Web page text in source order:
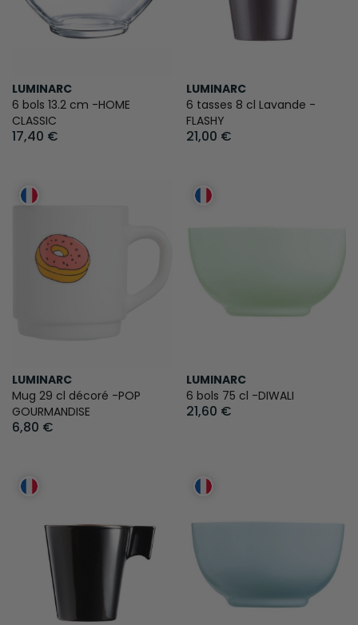
LUMINARC
6 bols 13.2 cm -HOME
CLASSIC
17,40 €
LUMINARC
6 tasses 8 cl Lavande -
FLASHY
21,00 €
LUMINARC
Mug 29 cl décoré -POP
GOURMANDISE
6,80 €
LUMINARC
6 bols 75 cl -DIWALI
21,60 €